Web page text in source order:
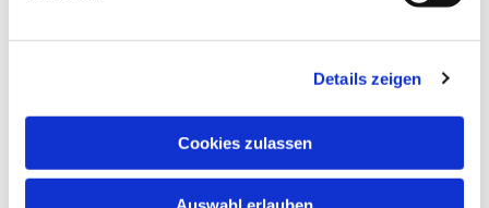
Details zeigen
Cookies zulassen